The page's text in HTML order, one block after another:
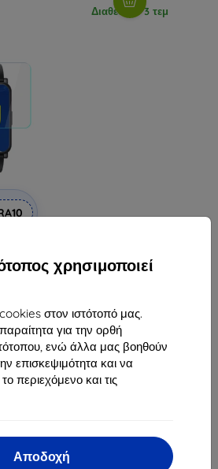
χρησιμοποιεί
στον ιστότοπό μας.
για την ορθή
ενώ άλλα μας βοηθούν
επισκεψιμότητα και να
περιεχόμενο και τις
Αποδοχή
Διαθέσιμο 3 τεμ
1